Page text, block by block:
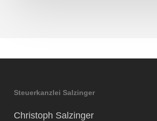
Steuerkanzlei Salzinger
Christoph Salzinger